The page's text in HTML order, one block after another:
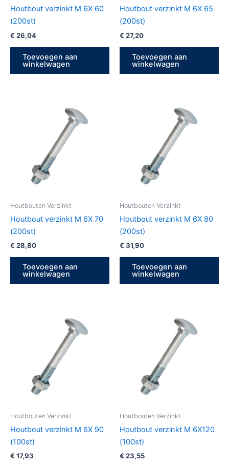
Houtbout verzinkt M 6X 60
(200st)
€ 26,04
Toevoegen aan
winkelwagen
Houtbout verzinkt M 6X 65
(200st)
€ 27,20
Toevoegen aan
winkelwagen
Houtbouten Verzinkt
Houtbout verzinkt M 6X 70
(200st)
€ 28,80
Toevoegen aan
winkelwagen
Houtbouten Verzinkt
Houtbout verzinkt M 6X 80
(200st)
€ 31,90
Toevoegen aan
winkelwagen
Houtbouten Verzinkt
Houtbout verzinkt M 6X 90
(100st)
€ 17,93
Houtbouten Verzinkt
Houtbout verzinkt M 6X120
(100st)
€ 23,55